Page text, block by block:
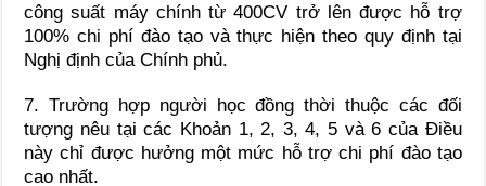
công suất máy chính từ 400CV trở lên được hỗ trợ
100% chi phí đào tạo và thực hiện theo quy định tại
Nghị định của Chính phủ.
7.Trường hợp người học đồng thời thuộc các đối
tượng nêu tại các Khoản 1, 2, 3, 4, 5 và 6 của Điều
này chỉ được hưởng một mức hỗ trợ chi phí đào tạo
cao nhất.